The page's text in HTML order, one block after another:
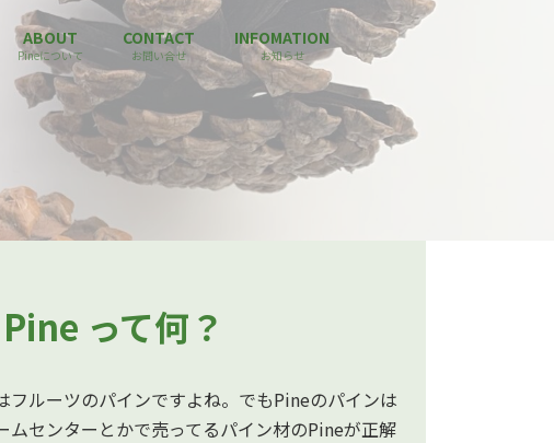
ABOUT
Pineについて
CONTACT
お問い合せ
INFOMATION
お知らせ
Pine って何？
フルーツのパインですよね。でもPineのパインは
ムセンターとかで売ってるパイン材のPineが正解